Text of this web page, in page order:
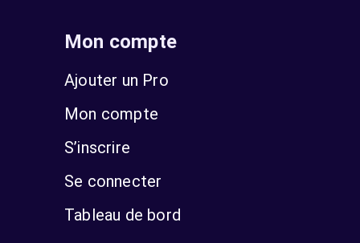
Mon compte
Ajouter un Pro
Mon compte
S’inscrire
Se connecter
Tableau de bord